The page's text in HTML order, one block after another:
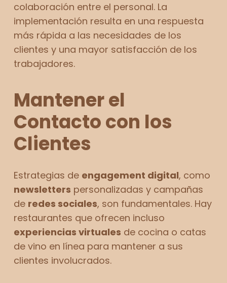
colaboración entre el personal. La
implementación resulta en una respuesta
más rápida a las necesidades de los
clientes y una mayor satisfacción de los
trabajadores.
Mantener el
Contacto con los
Clientes
Estrategias de engagement digital, como
newsletters personalizadas y campañas
de redes sociales, son fundamentales. Hay
restaurantes que ofrecen incluso
experiencias virtuales de cocina o catas
de vino en línea para mantener a sus
clientes involucrados.